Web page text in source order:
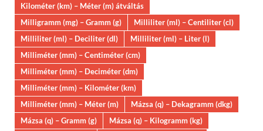
Kilométer (km) – Méter (m) átváltás
Milligramm (mg) – Gramm (g)
Milliliter (ml) – Centiliter (cl)
Milliliter (ml) – Deciliter (dl)
Milliliter (ml) – Liter (l)
Milliméter (mm) – Centiméter (cm)
Milliméter (mm) – Deciméter (dm)
Milliméter (mm) – Kilométer (km)
Milliméter (mm) – Méter (m)
Mázsa (q) – Dekagramm (dkg)
Mázsa (q) – Gramm (g)
Mázsa (q) – Kilogramm (kg)